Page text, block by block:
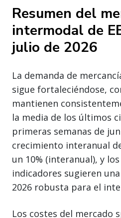
Resumen del
intermodal de
julio de 2026
La demanda de
sigue fortaleciéndose,
mantienen
la media de los últimos
primeras semanas de
crecimiento interanual
un 10% (interanual), y
indicadores sugieren
2026 robusta para el
Los costes del mercado